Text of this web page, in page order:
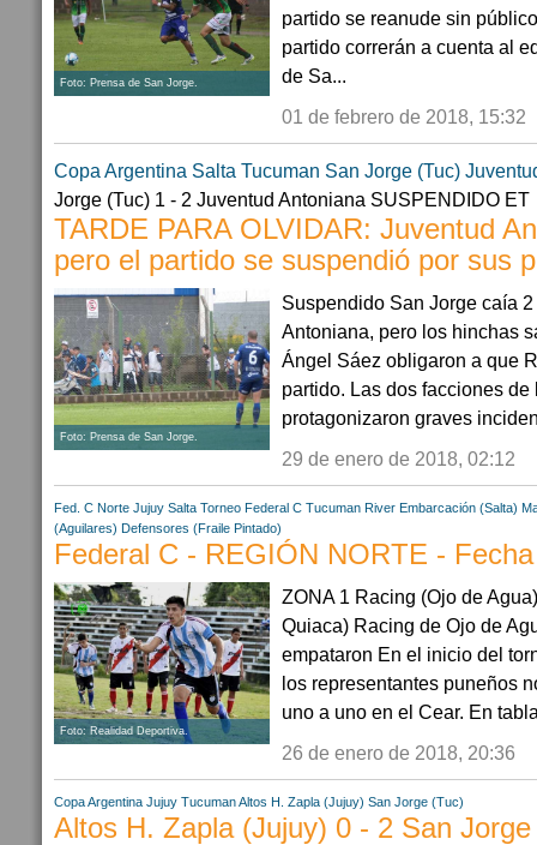
Foto: Prensa de San Jorge.
partido se reanude sin
partido correrán a cuenta al
de Sa...
01 de febrero de 2018, 15:32
Copa Argentina Salta Tucuman San Jorge (Tuc)
Jorge (Tuc) 1 - 2 Juventud Antoniana SUSPENDIDO ET
TARDE PARA OLVIDAR: Juventud
pero el partido se suspendió por sus
Foto: Prensa de San Jorge.
Suspendido San Jorge caía
Antoniana, pero los hinchas
Ángel Sáez obligaron a que
partido. Las dos facciones
protagonizaron graves
29 de enero de 2018, 02:12
Fed. C Norte Jujuy Salta Torneo Federal C Tucuman River Embarcación (Salta)
(Aguilares) Defensores (Fraile Pintado)
Federal C - REGIÓN NORTE -
Foto: Realidad Deportiva.
ZONA 1 Racing (Ojo de
Quiaca) Racing de Ojo de
empataron En el inicio del
los representantes puneños
uno a uno en el Cear. En
26 de enero de 2018, 20:36
Copa Argentina Jujuy TucumanAltos H. Zapla (Jujuy) San Jorge (Tuc)
Altos H. Zapla (Jujuy) 0 - 2 San